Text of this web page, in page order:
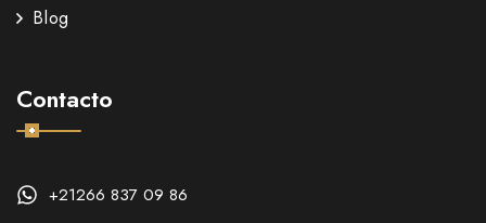
Blog
Contacto
+21266 837 09 86